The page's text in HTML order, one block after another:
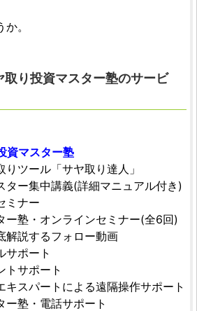
。
取り投資マスター塾のサービ
資マスター塾
りツール「サヤ取り達人」
ター集中講義(詳細マニュアル付き)
ミナー
ー塾・オンラインセミナー(全6回)
解説するフォロー動画
サポート
トサポート
キスパートによる遠隔操作サポート
ー塾・電話サポート